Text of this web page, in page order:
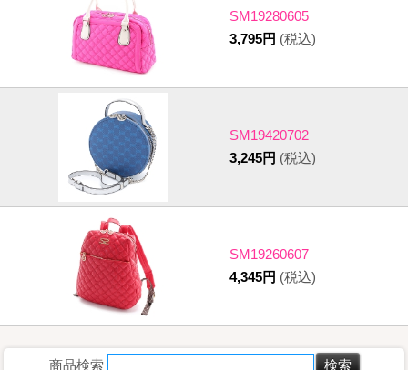
SM19280605
3,795円 (税込)
SM19420702
3,245円 (税込)
SM19260607
4,345円 (税込)
商品検索